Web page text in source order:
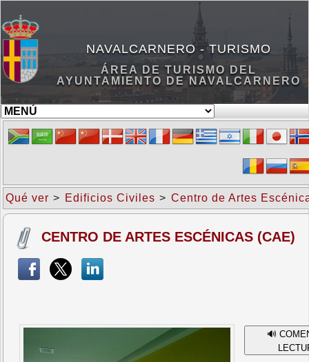
NAVALCARNERO - TURISMO
ÁREA DE TURISMO DEL
AYUNTAMIENTO DE NAVALCARNERO
Qué ver > Edificios Civiles > Centro de Artes
CENTRO DE ARTES ESCÉNICAS (CAE)
🔊